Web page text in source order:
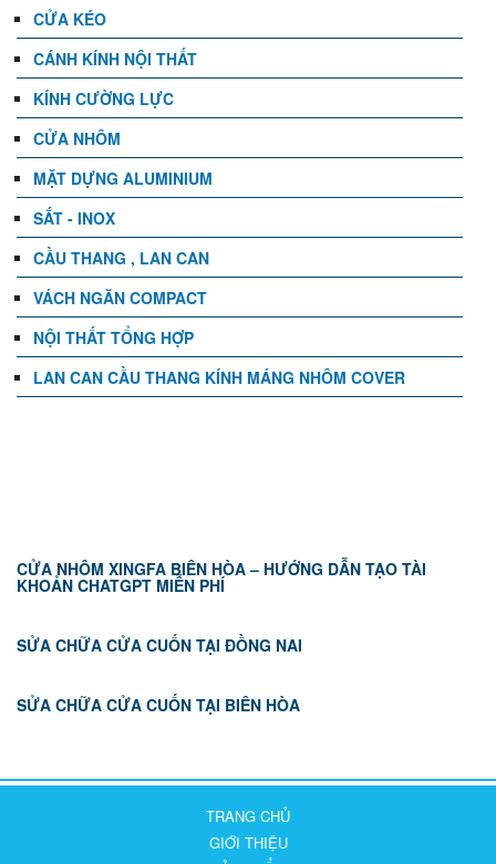
CỬA KÉO
CÁNH KÍNH NỘI THẤT
KÍNH CƯỜNG LỰC
CỬA NHÔM
MẶT DỰNG ALUMINIUM
SẮT - INOX
CẦU THANG , LAN CAN
VÁCH NGĂN COMPACT
NỘI THẤT TỔNG HỢP
LAN CAN CẦU THANG KÍNH MÁNG NHÔM COVER
CỬA NHÔM XINGFA BIÊN HÒA – HƯỚNG DẪN TẠO TÀI
KHOẢN CHATGPT MIỄN PHÍ
SỬA CHỮA CỬA CUỐN TẠI ĐỒNG NAI
SỬA CHỮA CỬA CUỐN TẠI BIÊN HÒA
TRANG CHỦ
GIỚI THIỆU